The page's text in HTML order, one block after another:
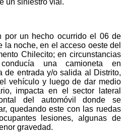
por un hecho ocurrido el 06 de
la noche, en el acceso oeste del
Chilecito; en circunstancias
una camioneta en
de entrada y/o salida al Distrito,
vehículo y luego de dar medio
impacta en el sector lateral
del automóvil donde se
quedando este con las ruedas
lesiones, algunas de
gravedad.